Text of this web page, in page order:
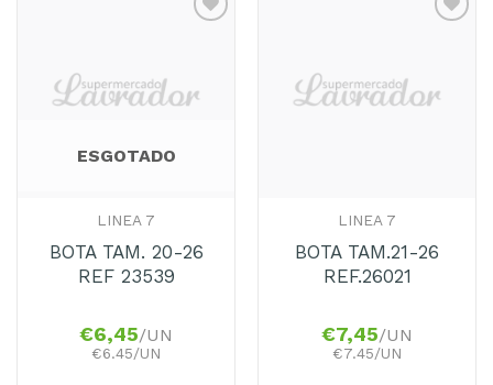
Favoritos
ESGOTADO
LINEA 7
BOTA TAM. 20-26
REF 23539
€6,45/UN
€6.45/UN
Favoritos
LINEA 7
BOTA TAM.21-26
REF.26021
€7,45/UN
€7.45/UN